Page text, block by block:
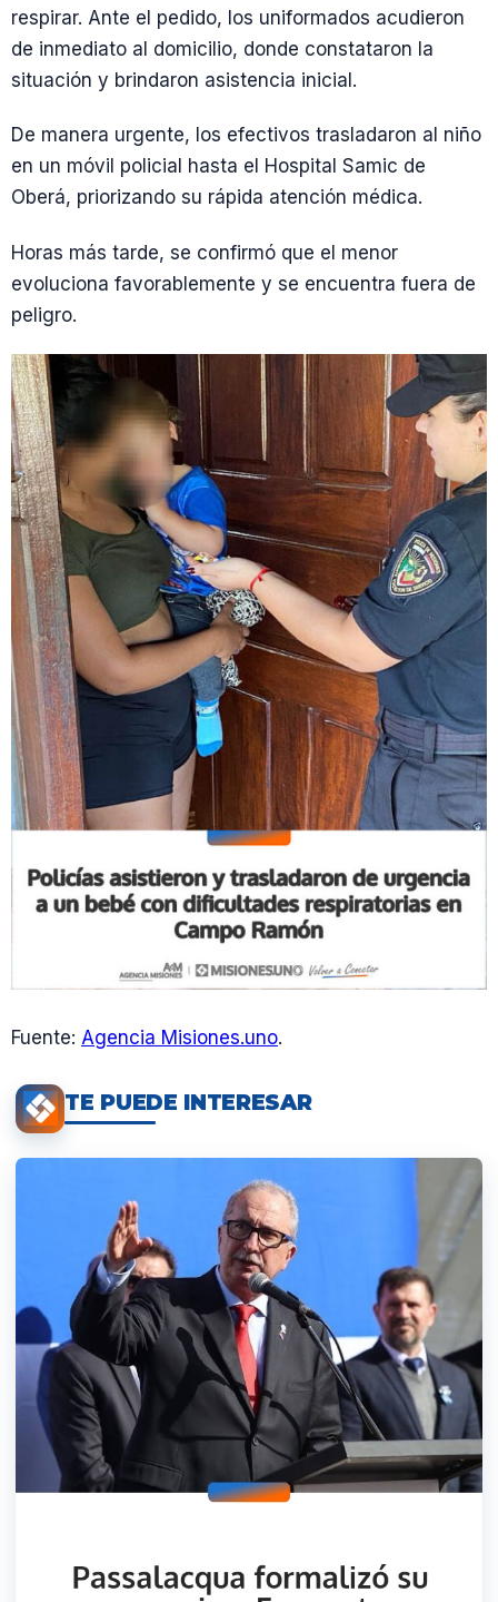
respirar. Ante el pedido, los uniformados acudieron
de inmediato al domicilio, donde constataron la
situación y brindaron asistencia inicial.
De manera urgente, los efectivos trasladaron al niño
en un móvil policial hasta el Hospital Samic de
Oberá, priorizando su rápida atención médica.
Horas más tarde, se confirmó que el menor
evoluciona favorablemente y se encuentra fuera de
peligro.
Fuente: Agencia Misiones.uno.
TE PUEDE INTERESAR